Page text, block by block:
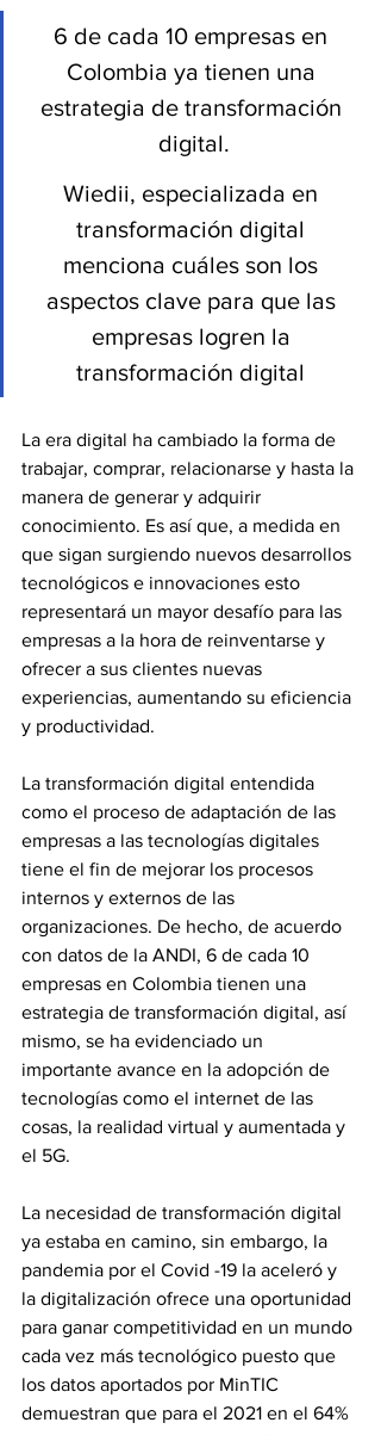
6 de cada 10 empresas en
Colombia ya tienen una
estrategia de transformación
digital.
Wiedii, especializada en
transformación digital
menciona cuáles son los
aspectos clave para que las
empresas logren la
transformación digital
La era digital ha cambiado la forma de
trabajar, comprar, relacionarse y hasta la
manera de generar y adquirir
conocimiento. Es así que, a medida en
que sigan surgiendo nuevos desarrollos
tecnológicos e innovaciones esto
representará un mayor desafío para las
empresas a la hora de reinventarse y
ofrecer a sus clientes nuevas
experiencias, aumentando su eficiencia
y productividad.
La transformación digital entendida
como el proceso de adaptación de las
empresas a las tecnologías digitales
tiene el fin de mejorar los procesos
internos y externos de las
organizaciones. De hecho, de acuerdo
con datos de la ANDI, 6 de cada 10
empresas en Colombia tienen una
estrategia de transformación digital, así
mismo, se ha evidenciado un
importante avance en la adopción de
tecnologías como el internet de las
cosas, la realidad virtual y aumentada y
el 5G.
La necesidad de transformación digital
ya estaba en camino, sin embargo, la
pandemia por el Covid -19 la aceleró y
la digitalización ofrece una oportunidad
para ganar competitividad en un mundo
cada vez más tecnológico puesto que
los datos aportados por MinTIC
demuestran que para el 2021 en el 64%